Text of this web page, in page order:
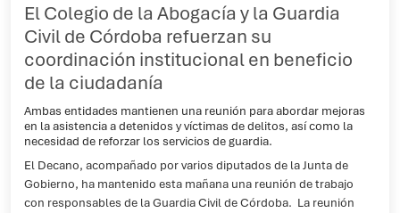
El Colegio de la Abogacía y la Guardia
Civil de Córdoba refuerzan su
coordinación institucional en beneficio
de la ciudadanía
Ambas entidades mantienen una reunión para abordar mejoras
en la asistencia a detenidos y víctimas de delitos, así como la
necesidad de reforzar los servicios de guardia.
El Decano, acompañado por varios diputados de la Junta de
Gobierno, ha mantenido esta mañana una reunión de trabajo
con responsables de la Guardia Civil de Córdoba. La reunión